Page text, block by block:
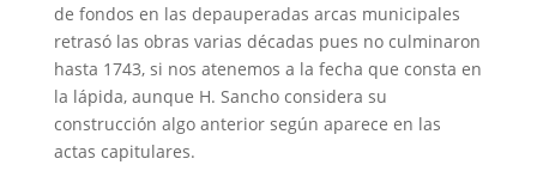
de fondos en las depauperadas arcas municipales
retrasó las obras varias décadas pues no culminaron
hasta 1743, si nos atenemos a la fecha que consta en
la lápida, aunque H. Sancho considera su
construcción algo anterior según aparece en las
actas capitulares.